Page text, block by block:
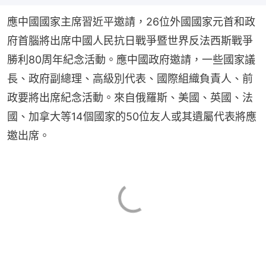
應中國國家主席習近平邀請，26位外國國家元首和政
府首腦將出席中國人民抗日戰爭暨世界反法西斯戰爭
勝利80周年紀念活動。應中國政府邀請，一些國家議
長、政府副總理、高級別代表、國際組織負責人、前
政要將出席紀念活動。來自俄羅斯、美國、英國、法
國、加拿大等14個國家的50位友人或其遺屬代表將應
邀出席。